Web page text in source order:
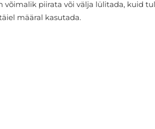
võimalik piirata või välja lülitada, kuid
määral kasutada.